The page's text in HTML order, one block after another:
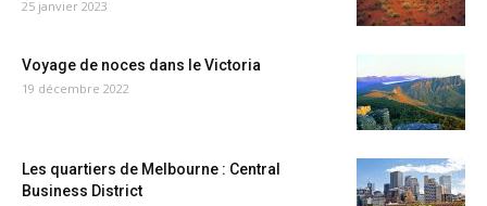
25 janvier 2023
Voyage de noces dans le Victoria
19 décembre 2022
Les quartiers de Melbourne : Central
Business District